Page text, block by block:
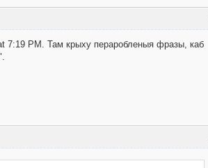
7:19 PM. Там крыху пераробленыя фразы, каб